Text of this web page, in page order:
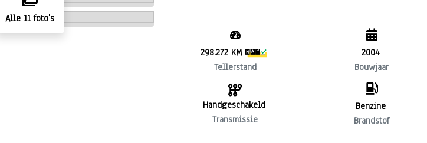
Alle 11 foto's
298.272 KM
Tellerstand
Handgeschakeld
Transmissie
2004
Bouwjaar
Benzine
Brandstof